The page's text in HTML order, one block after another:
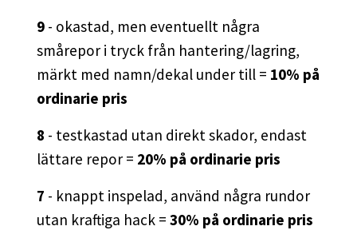
9 - okastad, men eventuellt några
smårepor i tryck från hantering/lagring,
märkt med namn/dekal under till = 10% på
ordinarie pris
8 - testkastad utan direkt skador, endast
lättare repor = 20% på ordinarie pris
7 - knappt inspelad, använd några rundor
utan kraftiga hack = 30% på ordinarie pris